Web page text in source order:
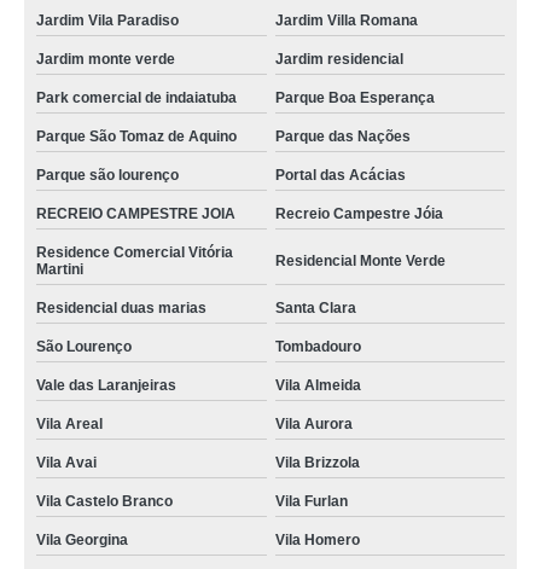
Jardim Vila Paradiso Jardim Villa Romana
Jardim monte verde Jardim residencial
Park comercial de indaiatuba Parque Boa Esperança
Parque São Tomaz de Aquino Parque das Nações
Parque são lourenço Portal das Acácias
RECREIO CAMPESTRE JOIA Recreio Campestre Jóia
Residence Comercial Vitória
Martini
Residencial Monte Verde
Residencial duas marias Santa Clara
São Lourenço Tombadouro
Vale das Laranjeiras Vila Almeida
Vila Areal Vila Aurora
Vila Avai Vila Brizzola
Vila Castelo Branco Vila Furlan
Vila Georgina Vila Homero